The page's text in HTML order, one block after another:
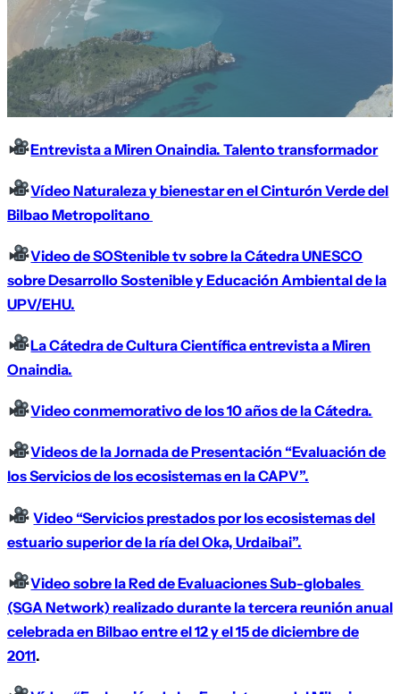
Entrevista a Miren Onaindia. Talento transformador
VídeoNaturaleza y bienestar en el Cinturón Verde del
Bilbao Metropolitano
Video de SOStenible tv sobre la Cátedra UNESCO
sobre Desarrollo Sostenible y Educación Ambiental de la
UPV/EHU.
La Cátedra de Cultura Científica entrevista a Miren
Onaindia.
Video conmemorativo de los 10 años de la Cátedra.
Videos de la Jornada de Presentación “Evaluación de
los Servicios de los ecosistemas en la CAPV”.
Video “Servicios prestados por los ecosistemas del
estuario superior de la ría del Oka, Urdaibai”.
Video sobre la Red de Evaluaciones Sub-globales
(SGA Network) realizado durante la tercera reunión anual
celebrada en Bilbao entre el 12 y el 15 de diciembre de
2011.